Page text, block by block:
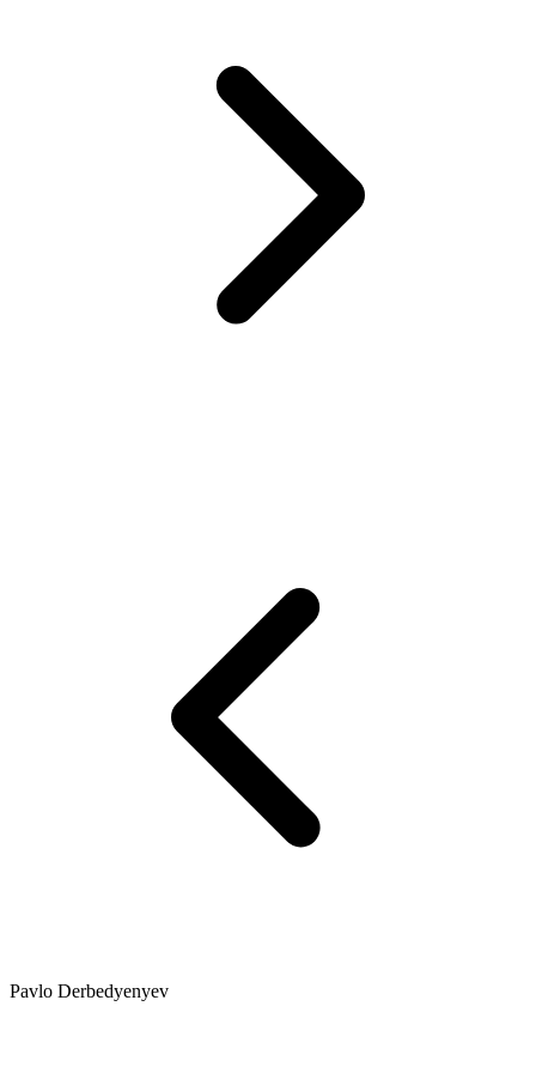
Pavlo Derbedyenyev